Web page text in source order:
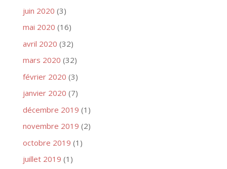
juin 2020 (3)
mai 2020 (16)
avril 2020 (32)
mars 2020 (32)
février 2020 (3)
janvier 2020 (7)
décembre 2019 (1)
novembre 2019 (2)
octobre 2019 (1)
juillet 2019 (1)